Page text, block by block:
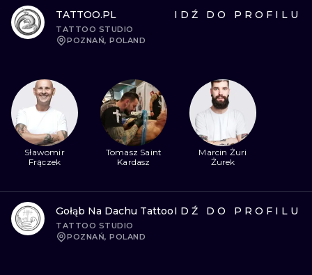
TATTOO.PL
TATTOO STUDIO
POZNAŃ, POLAND
IDŹ DO PROFILU
Sławomir
Frączek
Tomasz Saint
Kardasz
Marcin Żuri
Żurek
Gołąb Na Dachu Tattoo
TATTOO STUDIO
POZNAŃ, POLAND
IDŹ DO PROFILU